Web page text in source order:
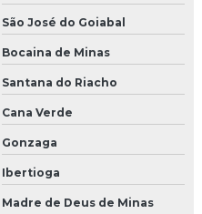
São José do Goiabal
Bocaina de Minas
Santana do Riacho
Cana Verde
Gonzaga
Ibertioga
Madre de Deus de Minas